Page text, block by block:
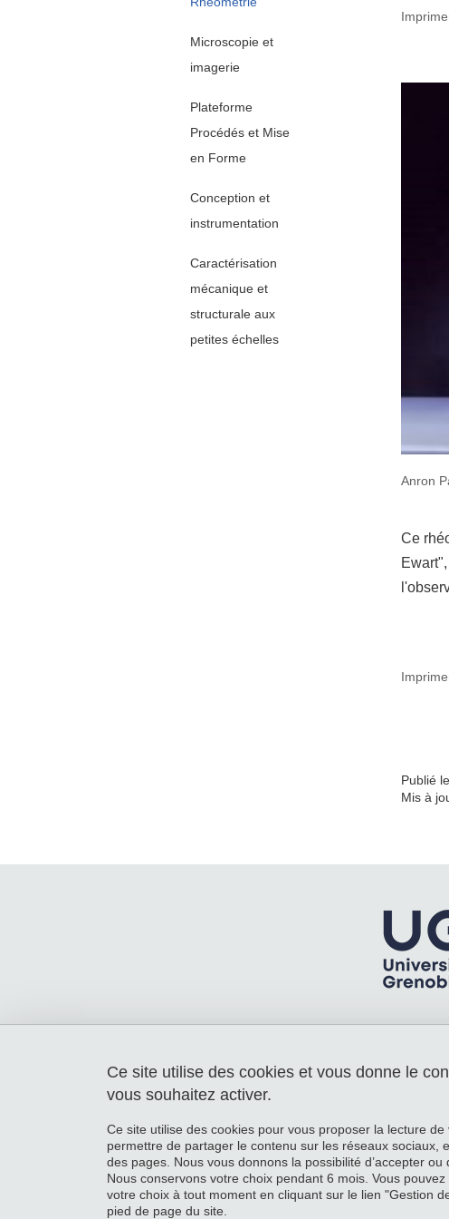
Microscopie et
imagerie
Plateforme
Procédés et Mise
en Forme
Conception et
instrumentation
Caractérisation
mécanique et
structurale aux
petites échelles
Anron
Ce
Publié
Mis à
Laboratoire Rhéologie et Procédés
Université Grenoble Alpes
Etage
38610 Gières
France
Ce site utilise des cookies et vous donne le
vous souhaitez activer.
Ce site utilise des cookies pour vous proposer la lecture
permettre de partager le contenu sur les réseaux sociaux,
des pages. Nous vous donnons la possibilité d’accepter ou
Nous conservons votre choix pendant 6 mois. Vous
votre choix à tout moment en cliquant sur le lien "Gestion
pied de page du site.